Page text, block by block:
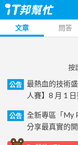
文章 問答
按
公告
最熱血的技術
人賽】8 月 1
公告
全新專區「My
分享最真實的